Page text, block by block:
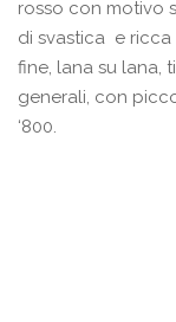
rosso con motivo
di svastica e
fine, lana su lana,
generali, con
‘800.